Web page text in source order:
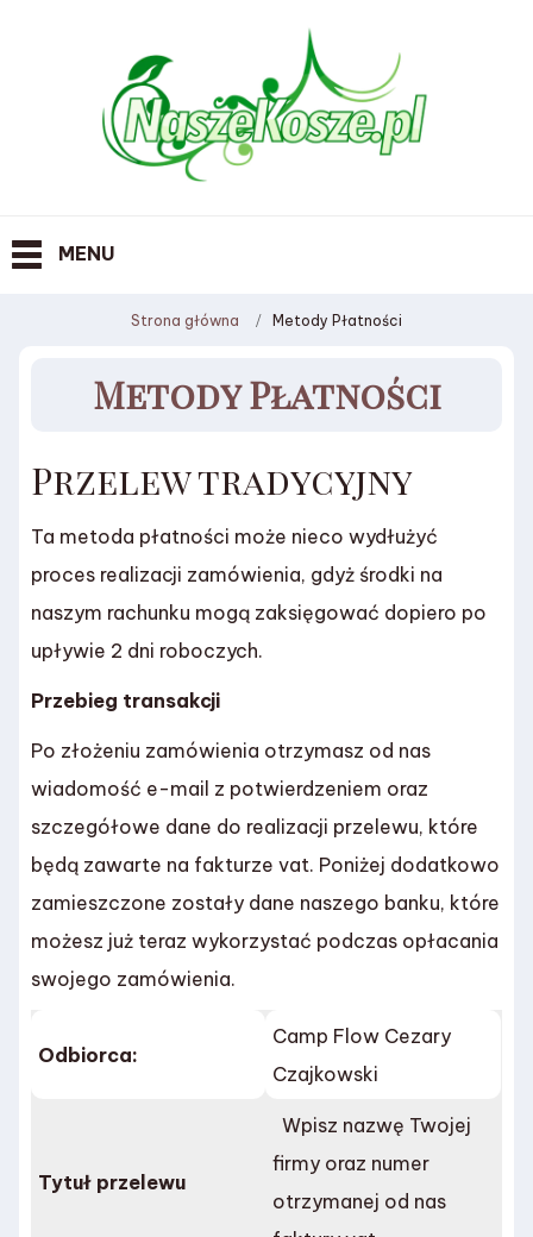
MENU
Strona główna Metody Płatności
Metody Płatności
Przelew tradycyjny
Ta metoda płatności może nieco wydłużyć
proces realizacji zamówienia, gdyż środki na
naszym rachunku mogą zaksięgować dopiero po
upływie 2 dni roboczych.
Przebieg transakcji
Po złożeniu zamówienia otrzymasz od nas
wiadomość e-mail z potwierdzeniem oraz
szczegółowe dane do realizacji przelewu, które
będą zawarte na fakturze vat. Poniżej dodatkowo
zamieszczone zostały dane naszego banku, które
możesz już teraz wykorzystać podczas opłacania
swojego zamówienia.
Odbiorca:
Camp Flow Cezary
Czajkowski
Tytuł przelewu
Wpisz nazwę Twojej
firmy oraz numer
otrzymanej od nas